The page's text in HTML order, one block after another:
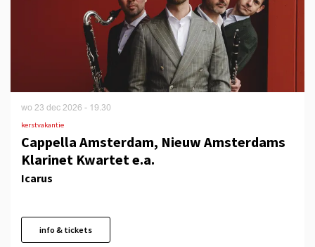
Cappella Amsterdam, Nieuw Amsterdams
Klarinet Kwartet e.a.
Icarus
kerstvakantie
wo 23 dec 2026 - 19.30
info & tickets